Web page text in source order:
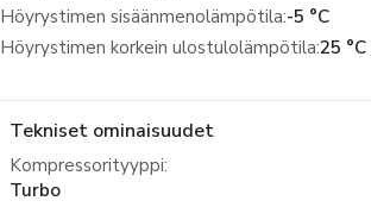
Höyrystimen sisäänmenolämpötila:-5 °C
Höyrystimen korkein ulostulolämpötila:25 °C
Tekniset ominaisuudet
Kompressorityyppi:
Turbo